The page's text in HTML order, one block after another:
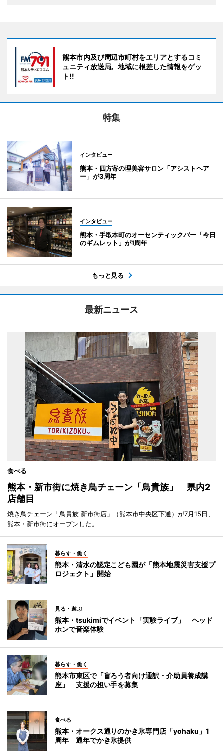
熊本市内及び周辺市町村をエリアとするコミ
ュニティ放送局。地域に根差した情報をゲッ
ト!!
特集
インタビュー
熊本・四方寄の理美容サロン「アシストヘア
ー」が3周年
インタビュー
熊本・手取本町のオーセンティックバー「今日
のギムレット」が1周年
もっと見る
最新ニュース
食べる
熊本・新市街に焼き鳥チェーン「鳥貴族」 県内2
店舗目
焼き鳥チェーン「鳥貴族 新市街店」（熊本市中央区下通）が7月15日、
熊本・新市街にオープンした。
暮らす・働く
熊本・清水の認定こども園が「熊本地震災害支援プ
ロジェクト」開始
見る・遊ぶ
熊本・tsukimiでイベント「実験ライブ」 ヘッド
ホンで音楽体験
暮らす・働く
熊本市東区で「盲ろう者向け通訳・介助員養成講
座」 支援の担い手を募集
食べる
熊本・オークス通りのかき氷専門店「yohaku」1
周年 通年でかき氷提供